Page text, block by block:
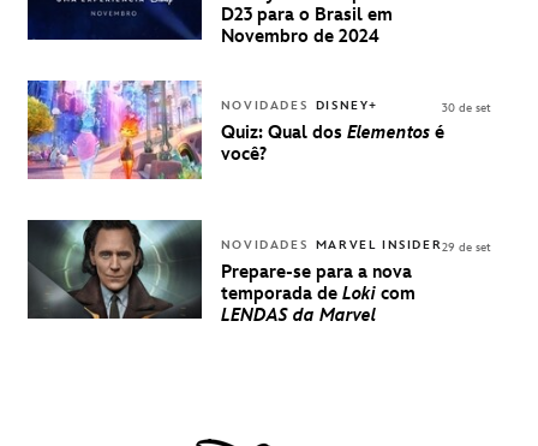
BRASIL -
UMA
DISNEY
D23 para o Brasil em
Novembro de 2024
NOVIDADES DISNEY+
Quiz: Qual dos Elementos é
você?
30 de set
NOVIDADES MARVEL INSIDER
Prepare-se para a nova
temporada de Loki com
LENDAS da Marvel
29 de set